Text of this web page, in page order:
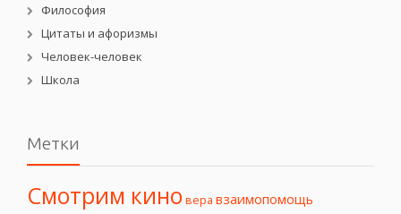
Философия
Цитаты и афоризмы
Человек-человек
Школа
Метки
Смотрим кино вера взаимопомощь